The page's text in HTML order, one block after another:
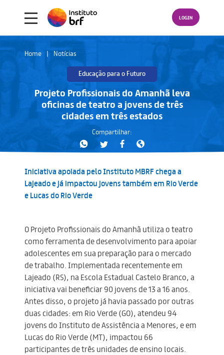
LOGIN
Home Notícias
Educação para o Futuro
Projeto Profissionais do Amanhã leva
oficinas de teatro a jovens de três
cidades em três estados
Compartilhar:
Iniciativa apoiada pelo Instituto MBRF chega a
Lajeado e já impactou jovens também em Rio Verde
e Lucas do Rio Verde
O Projeto Profissionais do Amanhã utiliza o teatro
como ferramenta de desenvolvimento para apoiar
adolescentes em sua preparação para o mercado
de trabalho. Implementada recentemente em
Lajeado (RS), na Escola Estadual Castelo Branco, a
iniciativa vai beneficiar 90 jovens de 13 a 16 anos.
Antes disso, o projeto já havia passado por outras
duas cidades: em Rio Verde (GO), atendeu 94
jovens do Instituto de Assistência a Menores, e em
Lucas do Rio Verde (MT), impactou 66
participantes de três unidades de ensino locais.